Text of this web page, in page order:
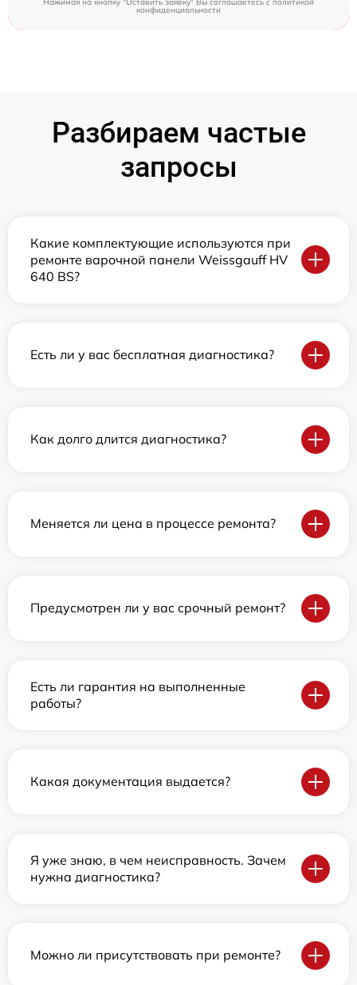
конфиденциальности
Разбираем частые
запросы
Какие комплектующие используются при
ремонте варочной панели Weissgauff HV
640 BS?
Есть ли у вас бесплатная диагностика?
Как долго длится диагностика?
Меняется ли цена в процессе ремонта?
Предусмотрен ли у вас срочный ремонт?
Есть ли гарантия на выполненные
работы?
Какая документация выдается?
Я уже знаю, в чем неисправность. Зачем
нужна диагностика?
Можно ли присутствовать при ремонте?